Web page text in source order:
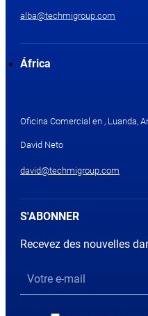
alba@techmigroup.com
África
Oficina Comercial en , Luanda,
David Neto
david@techmigroup.com
S'ABONNER
Recevez des nouvelles